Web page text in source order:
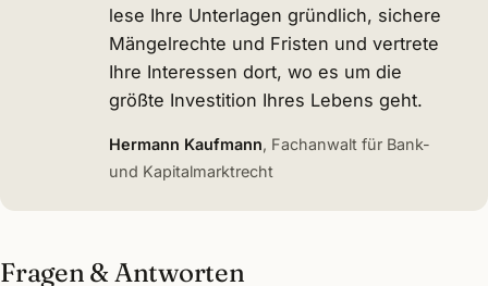
lese Ihre Unterlagen gründlich, sichere
Mängelrechte und Fristen und vertrete
Ihre Interessen dort, wo es um die
größte Investition Ihres Lebens geht.
Hermann Kaufmann, Fachanwalt für Bank-
und Kapitalmarktrecht
Fragen & Antworten